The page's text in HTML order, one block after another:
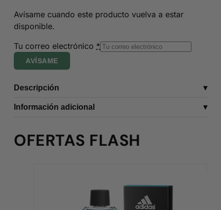
Avísame cuando este producto vuelva a estar
disponible.
Tu correo electrónico *
AVÍSAME
Descripción
Información adicional
OFERTAS FLASH